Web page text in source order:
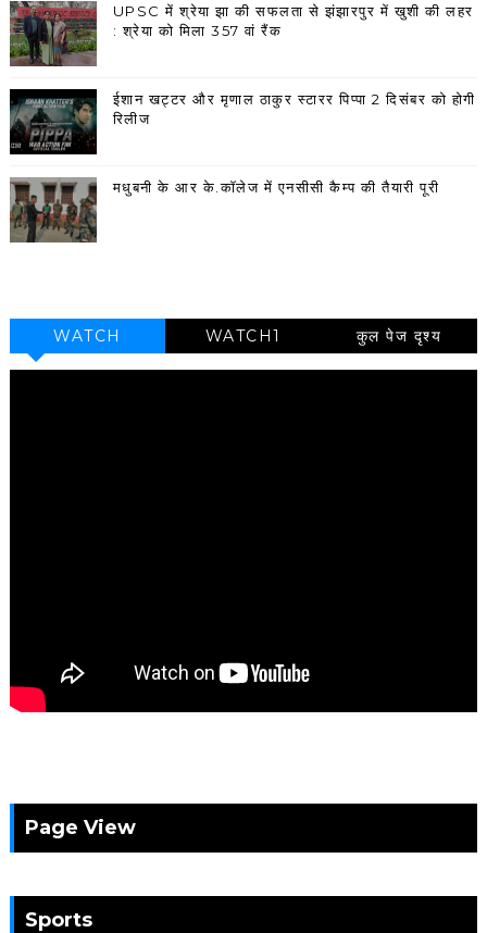
UPSC में श्रेया झा की सफलता से झंझारपुर में खुशी की लहर
: श्रेया को मिला 357 वां रैंक
ईशान खट्टर और मृणाल ठाकुर स्टारर पिप्पा 2 दिसंबर को होगी
रिलीज
मधुबनी के आर के.कॉलेज में एनसीसी कैम्प की तैयारी पूरी
WATCH WATCH1 कुल पेज दृश्य
Page View
Sports